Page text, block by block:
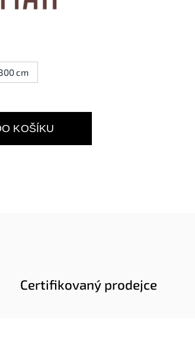
cm
KOŠÍKU
Certifikovaný prodejce